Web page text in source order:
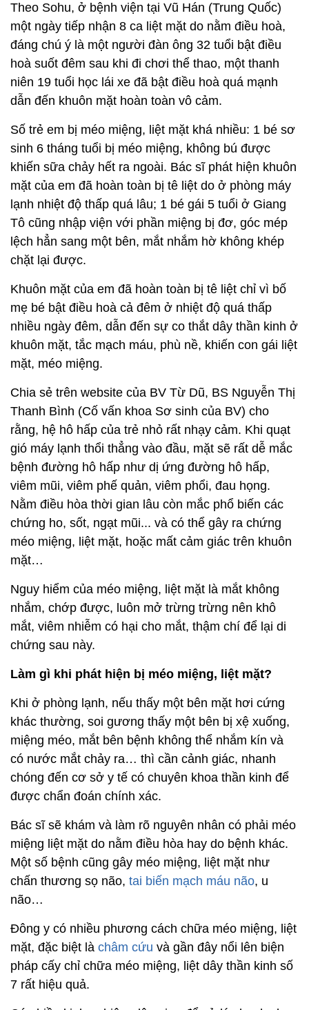
Theo Sohu, ở bệnh viện tại Vũ Hán (Trung Quốc)
một ngày tiếp nhận 8 ca liệt mặt do nằm điều hoà,
đáng chú ý là một người đàn ông 32 tuổi bật điều
hoà suốt đêm sau khi đi chơi thể thao, một thanh
niên 19 tuổi học lái xe đã bật điều hoà quá mạnh
dẫn đến khuôn mặt hoàn toàn vô cảm.
Số trẻ em bị méo miệng, liệt mặt khá nhiều: 1 bé sơ
sinh 6 tháng tuổi bị méo miệng, không bú được
khiến sữa chảy hết ra ngoài. Bác sĩ phát hiện khuôn
mặt của em đã hoàn toàn bị tê liệt do ở phòng máy
lạnh nhiệt độ thấp quá lâu; 1 bé gái 5 tuổi ở Giang
Tô cũng nhập viện với phần miệng bị đơ, góc mép
lệch hẳn sang một bên, mắt nhắm hờ không khép
chặt lại được.
Khuôn mặt của em đã hoàn toàn bị tê liệt chỉ vì bố
mẹ bé bật điều hoà cả đêm ở nhiệt độ quá thấp
nhiều ngày đêm, dẫn đến sự co thắt dây thần kinh ở
khuôn mặt, tắc mạch máu, phù nề, khiến con gái liệt
mặt, méo miệng.
Chia sẻ trên website của BV Từ Dũ, BS Nguyễn Thị
Thanh Bình (Cố vấn khoa Sơ sinh của BV) cho
rằng, hệ hô hấp của trẻ nhỏ rất nhạy cảm. Khi quạt
gió máy lạnh thổi thẳng vào đầu, mặt sẽ rất dễ mắc
bệnh đường hô hấp như dị ứng đường hô hấp,
viêm mũi, viêm phế quản, viêm phổi, đau họng.
Nằm điều hòa thời gian lâu còn mắc phổ biến các
chứng ho, sốt, ngạt mũi... và có thể gây ra chứng
méo miệng, liệt mặt, hoặc mất cảm giác trên khuôn
mặt…
Nguy hiểm của méo miệng, liệt mặt là mắt không
nhắm, chớp được, luôn mở trừng trừng nên khô
mắt, viêm nhiễm có hại cho mắt, thậm chí để lại di
chứng sau này.
Làm gì khi phát hiện bị méo miệng, liệt mặt?
Khi ở phòng lạnh, nếu thấy một bên mặt hơi cứng
khác thường, soi gương thấy một bên bị xệ xuống,
miệng méo, mắt bên bệnh không thể nhắm kín và
có nước mắt chảy ra… thì cần cảnh giác, nhanh
chóng đến cơ sở y tế có chuyên khoa thần kinh để
được chẩn đoán chính xác.
Bác sĩ sẽ khám và làm rõ nguyên nhân có phải méo
miệng liệt mặt do nằm điều hòa hay do bệnh khác.
Một số bệnh cũng gây méo miệng, liệt mặt như
chấn thương sọ não, tai biến mạch máu não, u
não…
Đông y có nhiều phương cách chữa méo miệng, liệt
mặt, đặc biệt là châm cứu và gần đây nổi lên biện
pháp cấy chỉ chữa méo miệng, liệt dây thần kinh số
7 rất hiệu quả.